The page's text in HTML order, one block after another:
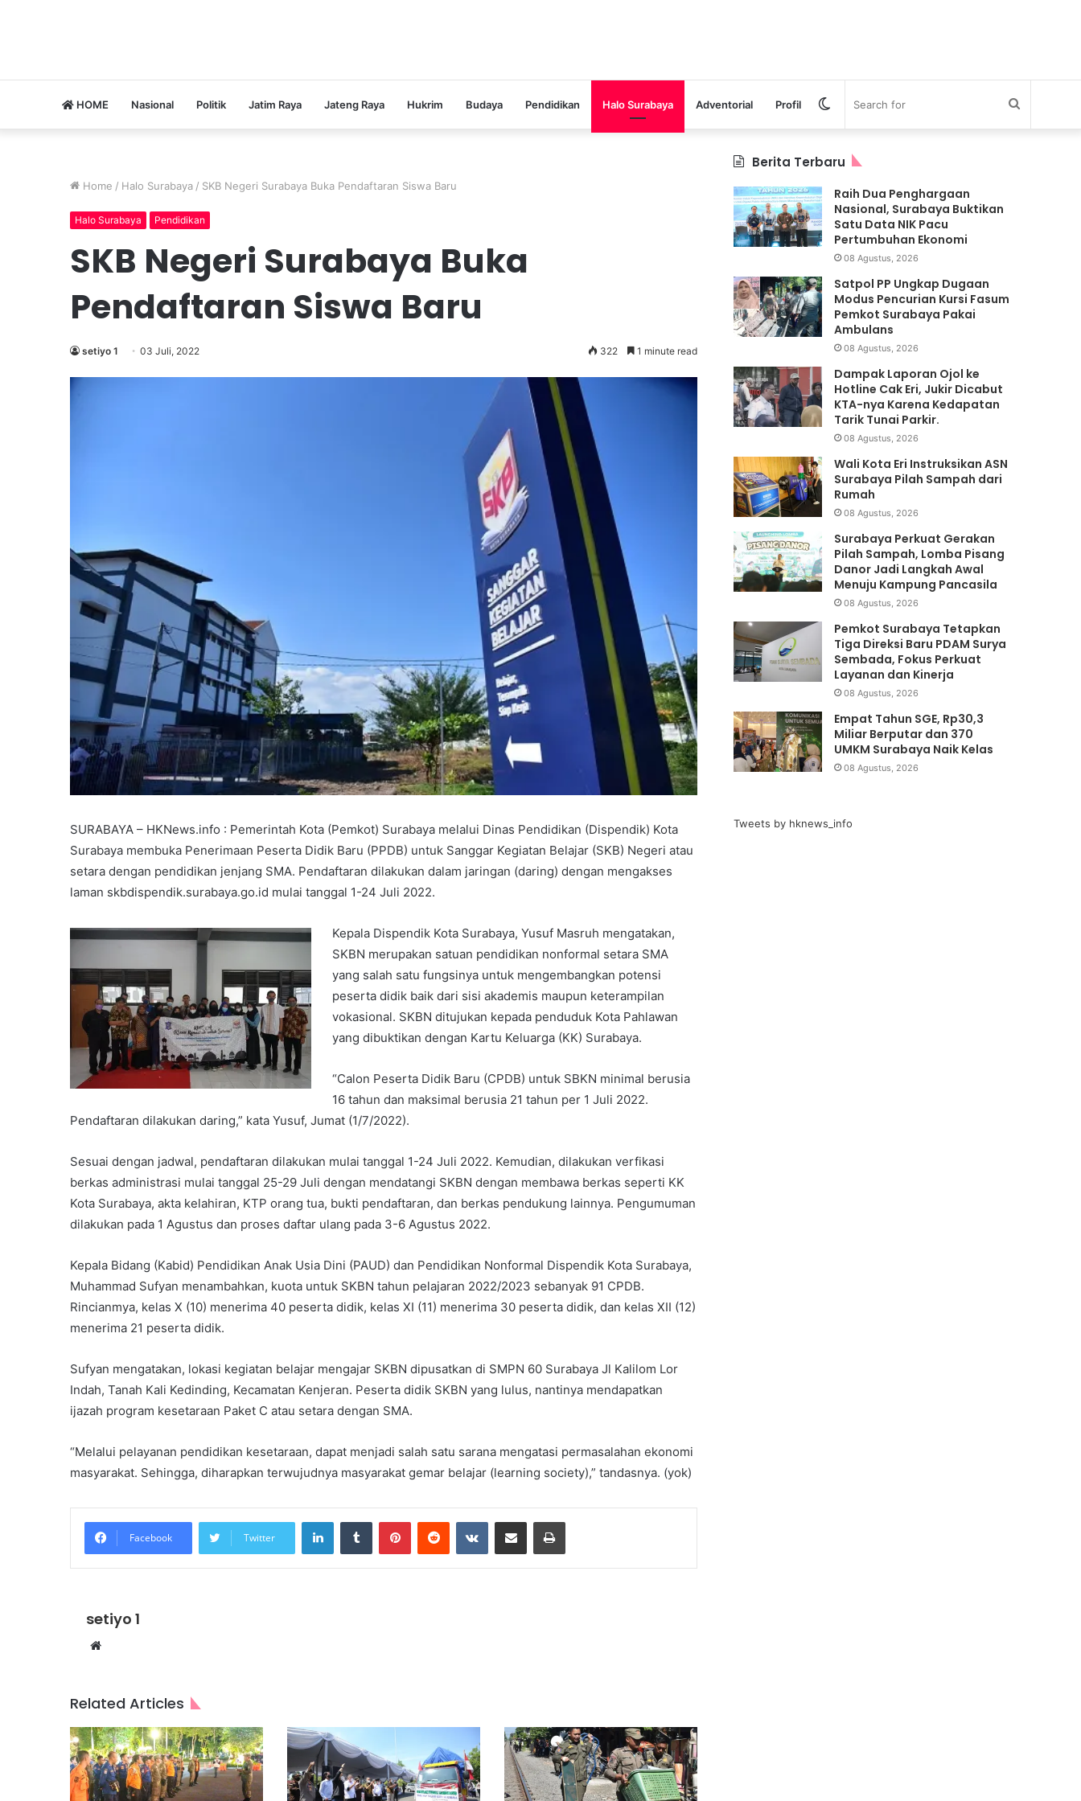
HOME Nasional Politik Jatim Raya Jateng Raya Hukrim Budaya Pendidikan Halo Surabaya Adventorial Profil Search
Switch
skin
Home / Halo Surabaya / SKB Negeri Surabaya Buka Pendaftaran Siswa Baru
Halo Surabaya Pendidikan
SKB Negeri Surabaya Buka
Pendaftaran Siswa Baru
setiyo 1 03 Juli, 2022 322 1 minute read
SURABAYA – HKNews.info : Pemerintah Kota (Pemkot) Surabaya melalui Dinas Pendidikan (Dispendik) Kota
Surabaya membuka Penerimaan Peserta Didik Baru (PPDB) untuk Sanggar Kegiatan Belajar (SKB) Negeri atau
setara dengan pendidikan jenjang SMA. Pendaftaran dilakukan dalam jaringan (daring) dengan mengakses
laman skbdispendik.surabaya.go.id mulai tanggal 1-24 Juli 2022.
Kepala Dispendik Kota Surabaya, Yusuf Masruh mengatakan,
SKBN merupakan satuan pendidikan nonformal setara SMA
yang salah satu fungsinya untuk mengembangkan potensi
peserta didik baik dari sisi akademis maupun keterampilan
vokasional. SKBN ditujukan kepada penduduk Kota Pahlawan
yang dibuktikan dengan Kartu Keluarga (KK) Surabaya.
“Calon Peserta Didik Baru (CPDB) untuk SBKN minimal berusia
16 tahun dan maksimal berusia 21 tahun per 1 Juli 2022.
Pendaftaran dilakukan daring,” kata Yusuf, Jumat (1/7/2022).
Sesuai dengan jadwal, pendaftaran dilakukan mulai tanggal 1-24 Juli 2022. Kemudian, dilakukan verfikasi
berkas administrasi mulai tanggal 25-29 Juli dengan mendatangi SKBN dengan membawa berkas seperti KK
Kota Surabaya, akta kelahiran, KTP orang tua, bukti pendaftaran, dan berkas pendukung lainnya. Pengumuman
dilakukan pada 1 Agustus dan proses daftar ulang pada 3-6 Agustus 2022.
Kepala Bidang (Kabid) Pendidikan Anak Usia Dini (PAUD) dan Pendidikan Nonformal Dispendik Kota Surabaya,
Muhammad Sufyan menambahkan, kuota untuk SKBN tahun pelajaran 2022/2023 sebanyak 91 CPDB.
Rincianmya, kelas X (10) menerima 40 peserta didik, kelas XI (11) menerima 30 peserta didik, dan kelas XII (12)
menerima 21 peserta didik.
Sufyan mengatakan, lokasi kegiatan belajar mengajar SKBN dipusatkan di SMPN 60 Surabaya Jl Kalilom Lor
Indah, Tanah Kali Kedinding, Kecamatan Kenjeran. Peserta didik SKBN yang lulus, nantinya mendapatkan
ijazah program kesetaraan Paket C atau setara dengan SMA.
“Melalui pelayanan pendidikan kesetaraan, dapat menjadi salah satu sarana mengatasi permasalahan ekonomi
masyarakat. Sehingga, diharapkan terwujudnya masyarakat gemar belajar (learning society),” tandasnya. (yok)
Facebook Twitter
LinkedInTumblr PinterestReddit VKontakteShare via Email Print
setiyo 1
Website
Related Articles
Berita Terbaru
Raih Dua Penghargaan
Nasional, Surabaya Buktikan
Satu Data NIK Pacu
Pertumbuhan Ekonomi
08 Agustus, 2026
Satpol PP Ungkap Dugaan
Modus Pencurian Kursi Fasum
Pemkot Surabaya Pakai
Ambulans
08 Agustus, 2026
Dampak Laporan Ojol ke
Hotline Cak Eri, Jukir Dicabut
KTA-nya Karena Kedapatan
Tarik Tunai Parkir.
08 Agustus, 2026
Wali Kota Eri Instruksikan ASN
Surabaya Pilah Sampah dari
Rumah
08 Agustus, 2026
Surabaya Perkuat Gerakan
Pilah Sampah, Lomba Pisang
Danor Jadi Langkah Awal
Menuju Kampung Pancasila
08 Agustus, 2026
Pemkot Surabaya Tetapkan
Tiga Direksi Baru PDAM Surya
Sembada, Fokus Perkuat
Layanan dan Kinerja
08 Agustus, 2026
Empat Tahun SGE, Rp30,3
Miliar Berputar dan 370
UMKM Surabaya Naik Kelas
08 Agustus, 2026
Tweets by hknews_info